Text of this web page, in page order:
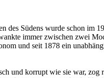
des Südens wurde schon im
immer zwischen zwei
und seit 1878 ein
und korrupt wie sie war,